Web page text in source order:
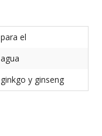
para el
agua
ginkgo y ginseng